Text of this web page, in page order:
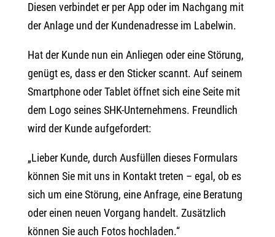
Diesen verbindet er per App oder im Nachgang mit
der Anlage und der Kundenadresse im Labelwin.
Hat der Kunde nun ein Anliegen oder eine Störung,
genügt es, dass er den Sticker scannt. Auf seinem
Smartphone oder Tablet öffnet sich eine Seite mit
dem Logo seines SHK-Unternehmens. Freundlich
wird der Kunde aufgefordert:
„Lieber Kunde, durch Ausfüllen dieses Formulars
können Sie mit uns in Kontakt treten – egal, ob es
sich um eine Störung, eine Anfrage, eine Beratung
oder einen neuen Vorgang handelt. Zusätzlich
können Sie auch Fotos hochladen.“